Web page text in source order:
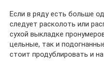
Если в ряду есть больше
следует расколоть или
сухой выкладке
цельные, так и
стоит продублировать и